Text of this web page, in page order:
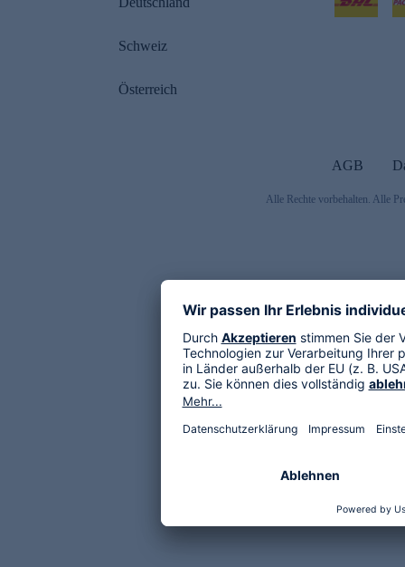
Schweiz
Österreich
AGB
Alle Rechte vorbehalten. Alle